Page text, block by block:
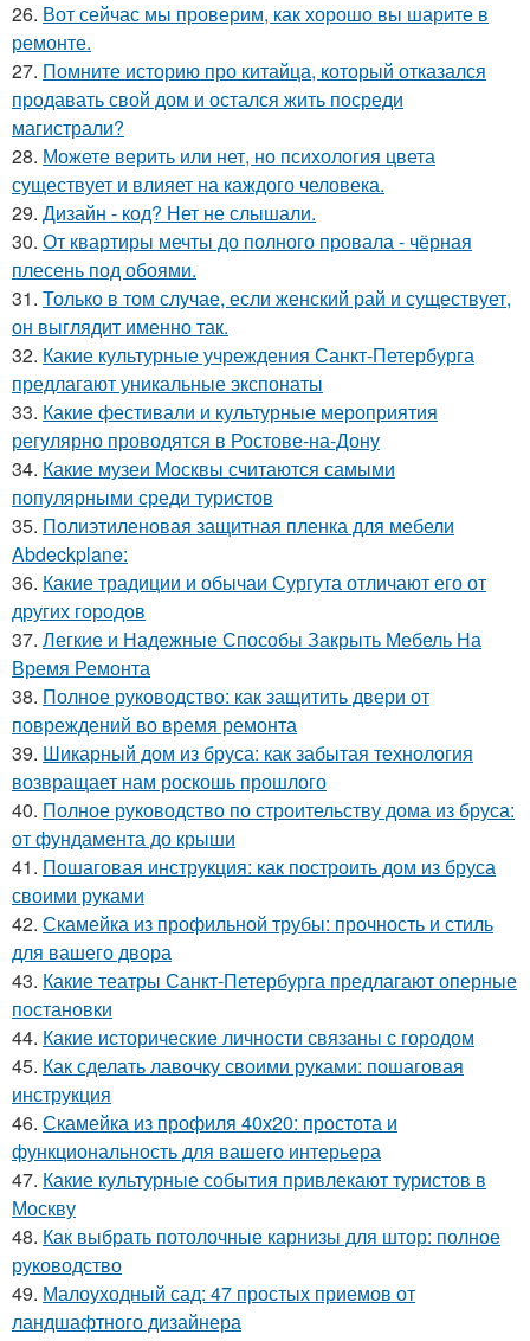
26. Вот сейчас мы проверим, как хорошо вы шарите в
ремонте.
27. Помните историю про китайца, который отказался
продавать свой дом и остался жить посреди
магистрали?
28. Можете верить или нет, но психология цвета
существует и влияет на каждого человека.
29. Дизайн - код? Нет не слышали.
30. От квартиры мечты до полного провала - чёрная
плесень под обоями.
31. Только в том случае, если женский рай и существует,
он выглядит именно так.
32. Какие культурные учреждения Санкт-Петербурга
предлагают уникальные экспонаты
33. Какие фестивали и культурные мероприятия
регулярно проводятся в Ростове-на-Дону
34. Какие музеи Москвы считаются самыми
популярными среди туристов
35. Полиэтиленовая защитная пленка для мебели
Abdeckplane:
36. Какие традиции и обычаи Сургута отличают его от
других городов
37. Легкие и Надежные Способы Закрыть Мебель На
Время Ремонта
38. Полное руководство: как защитить двери от
повреждений во время ремонта
39. Шикарный дом из бруса: как забытая технология
возвращает нам роскошь прошлого
40. Полное руководство по строительству дома из бруса:
от фундамента до крыши
41. Пошаговая инструкция: как построить дом из бруса
своими руками
42. Скамейка из профильной трубы: прочность и стиль
для вашего двора
43. Какие театры Санкт-Петербурга предлагают оперные
постановки
44. Какие исторические личности связаны с городом
45. Как сделать лавочку своими руками: пошаговая
инструкция
46. Скамейка из профиля 40х20: простота и
функциональность для вашего интерьера
47. Какие культурные события привлекают туристов в
Москву
48. Как выбрать потолочные карнизы для штор: полное
руководство
49. Малоуходный сад: 47 простых приемов от
ландшафтного дизайнера